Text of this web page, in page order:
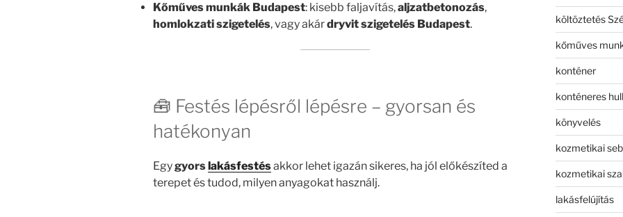
Kőműves munkák Budapest: kisebb faljavítás,aljzatbetonozás,
homlokzati szigetelés, vagy akárdryvit szigetelés Budapest.
🧰 Festés lépésről lépésre – gyorsan és
hatékonyan
Egygyorslakásfestésakkor lehet igazán sikeres, ha jól előkészíted a
terepet és tudod, milyen anyagokat használj.
költöztetés
kőműves
konténer
konténeres
könyvelés
kozmetikai
kozmetikai
lakásfelújítás